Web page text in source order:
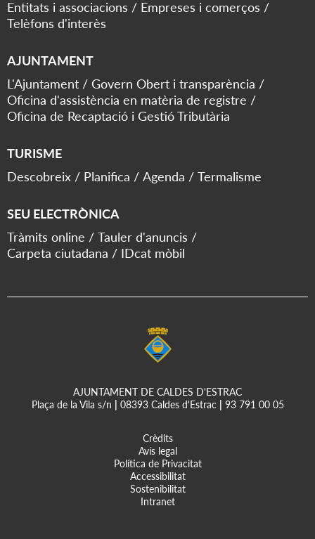
Entitats i associacions
Empreses i comerços
Telèfons d'interès
AJUNTAMENT
L'Ajuntament
Govern Obert i transparència
Oficina d'assistència en matèria de registre
Oficina de Recaptació i Gestió Tributària
TURISME
Descobreix
Planifica Agenda Termalisme
SEU ELECTRÒNICA
Tràmits online
Tauler d'anuncis
Carpeta ciutadana
IDcat mòbil
AJUNTAMENT DE CALDES D'ESTRAC
Plaça de la Vila s/n
08393 Caldes d'Estrac 93 791 00 05
Crèdits
Avís legal
Política de Privacitat
Accessibilitat
Sostenibilitat
Intranet